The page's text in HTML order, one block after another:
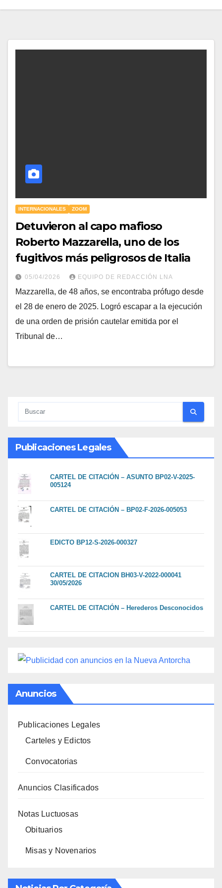
INTERNACIONALES ZOOM
Detuvieron al capo mafioso
Roberto Mazzarella, uno de los
fugitivos más peligrosos de Italia
05/04/2026 EQUIPO DE REDACCIÓN LNA
Mazzarella, de 48 años, se encontraba prófugo desde
el 28 de enero de 2025. Logró escapar a la ejecución
de una orden de prisión cautelar emitida por el
Tribunal de…
Publicaciones Legales
CARTEL DE CITACIÓN – ASUNTO BP02-V-2025-
005124
CARTEL DE CITACIÓN – BP02-F-2026-005053
EDICTO BP12-S-2026-000327
CARTEL DE CITACION BH03-V-2022-000041
30/05/2026
CARTEL DE CITACIÓN – Herederos Desconocidos
Anuncios
Publicaciones Legales
Carteles y Edictos
Convocatorias
Anuncios Clasificados
Notas Luctuosas
Obituarios
Misas y Novenarios